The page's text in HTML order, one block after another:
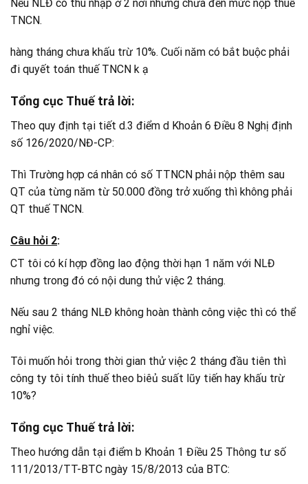
Nếu NLĐ có thu nhập ở 2 nơi nhưng chưa đến mức nộp thuế
TNCN.
hàng tháng chưa khấu trừ 10%. Cuối năm có bắt buộc phải
đi quyết toán thuế TNCN k ạ
Tổng cục Thuế trả lời:
Theo quy định tại tiết d.3 điểm d Khoản 6 Điều 8 Nghị định
số 126/2020/NĐ-CP:
Thì Trường hợp cá nhân có số TTNCN phải nộp thêm sau
QT của từng năm từ 50.000 đồng trở xuống thì không phải
QT thuế TNCN.
Câu hỏi 2:
CT tôi có kí hợp đồng lao động thời hạn 1 năm với NLĐ
nhưng trong đó có nội dung thử việc 2 tháng.
Nếu sau 2 tháng NLĐ không hoàn thành công việc thì có thể
nghỉ việc.
Tôi muốn hỏi trong thời gian thử việc 2 tháng đầu tiên thì
công ty tôi tính thuế theo biêủ suất lũy tiến hay khấu trừ
10%?
Tổng cục Thuế trả lời:
Theo hướng dẫn tại điểm b Khoản 1 Điều 25 Thông tư số
111/2013/TT-BTC ngày 15/8/2013 của BTC: